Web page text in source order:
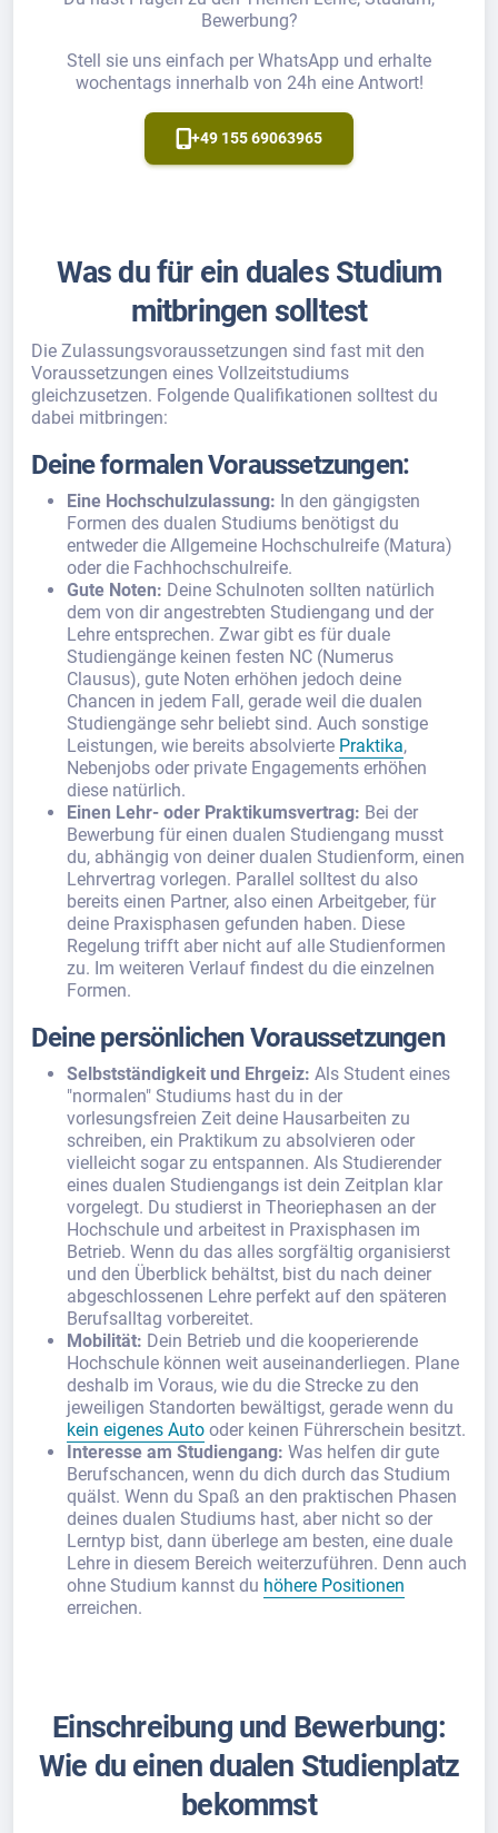
Bewerbung?
Stell sie uns einfach per WhatsApp und erhalte
wochentags innerhalb von 24h eine Antwort!
+49 155 69063965
Was du für ein duales Studium
mitbringen solltest
Die Zulassungsvoraussetzungen sind fast mit den
Voraussetzungen eines Vollzeitstudiums
gleichzusetzen. Folgende Qualifikationen solltest du
dabei mitbringen:
Deine formalen Voraussetzungen:
Eine Hochschulzulassung: In den gängigsten
Formen des dualen Studiums benötigst du
entweder die Allgemeine Hochschulreife (Matura)
oder die Fachhochschulreife.
Gute Noten: Deine Schulnoten sollten natürlich
dem von dir angestrebten Studiengang und der
Lehre entsprechen. Zwar gibt es für duale
Studiengänge keinen festen NC (Numerus
Clausus), gute Noten erhöhen jedoch deine
Chancen in jedem Fall, gerade weil die dualen
Studiengänge sehr beliebt sind. Auch sonstige
Leistungen, wie bereits absolvierte Praktika,
Nebenjobs oder private Engagements erhöhen
diese natürlich.
Einen Lehr- oder Praktikumsvertrag: Bei der
Bewerbung für einen dualen Studiengang musst
du, abhängig von deiner dualen Studienform, einen
Lehrvertrag vorlegen. Parallel solltest du also
bereits einen Partner, also einen Arbeitgeber, für
deine Praxisphasen gefunden haben. Diese
Regelung trifft aber nicht auf alle Studienformen
zu. Im weiteren Verlauf findest du die einzelnen
Formen.
Deine persönlichen Voraussetzungen
Selbstständigkeit und Ehrgeiz: Als Student eines
"normalen" Studiums hast du in der
vorlesungsfreien Zeit deine Hausarbeiten zu
schreiben, ein Praktikum zu absolvieren oder
vielleicht sogar zu entspannen. Als Studierender
eines dualen Studiengangs ist dein Zeitplan klar
vorgelegt. Du studierst in Theoriephasen an der
Hochschule und arbeitest in Praxisphasen im
Betrieb. Wenn du das alles sorgfältig organisierst
und den Überblick behältst, bist du nach deiner
abgeschlossenen Lehre perfekt auf den späteren
Berufsalltag vorbereitet.
Mobilität: Dein Betrieb und die kooperierende
Hochschule können weit auseinanderliegen. Plane
deshalb im Voraus, wie du die Strecke zu den
jeweiligen Standorten bewältigst, gerade wenn du
kein eigenes Auto oder keinen Führerschein besitzt.
Interesse am Studiengang: Was helfen dir gute
Berufschancen, wenn du dich durch das Studium
quälst. Wenn du Spaß an den praktischen Phasen
deines dualen Studiums hast, aber nicht so der
Lerntyp bist, dann überlege am besten, eine duale
Lehre in diesem Bereich weiterzuführen. Denn auch
ohne Studium kannst du höhere Positionen
erreichen.
Einschreibung und Bewerbung:
Wie du einen dualen Studienplatz
bekommst